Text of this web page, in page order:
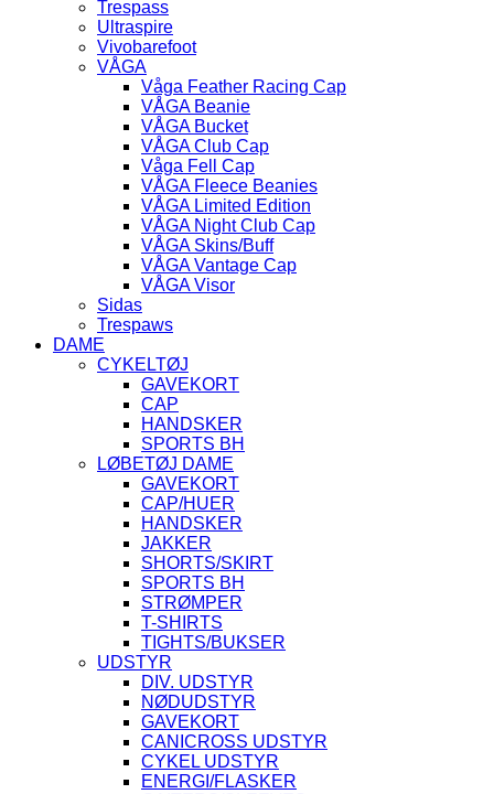
Trespass
Ultraspire
Vivobarefoot
VÅGA
Våga Feather Racing Cap
VÅGA Beanie
VÅGA Bucket
VÅGA Club Cap
Våga Fell Cap
VÅGA Fleece Beanies
VÅGA Limited Edition
VÅGA Night Club Cap
VÅGA Skins/Buff
VÅGA Vantage Cap
VÅGA Visor
Sidas
Trespaws
DAME
CYKELTØJ
GAVEKORT
CAP
HANDSKER
SPORTS BH
LØBETØJ DAME
GAVEKORT
CAP/HUER
HANDSKER
JAKKER
SHORTS/SKIRT
SPORTS BH
STRØMPER
T-SHIRTS
TIGHTS/BUKSER
UDSTYR
DIV. UDSTYR
NØDUDSTYR
GAVEKORT
CANICROSS UDSTYR
CYKEL UDSTYR
ENERGI/FLASKER